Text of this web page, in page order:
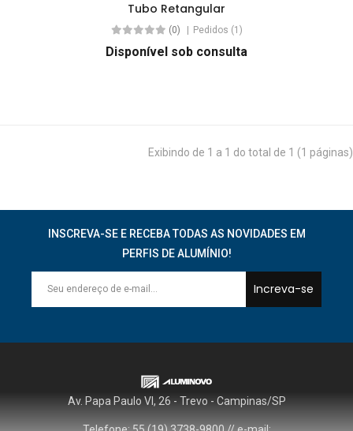
Tubo Retangular
(0) Pedidos (1)
Disponível sob consulta
Exibindo de 1 a 1 do total de 1 (1 páginas)
INSCREVA-SE E RECEBA TODAS AS NOVIDADES EM
PERFIS DE ALUMÍNIO!
Increva-se
Av. Papa Paulo VI, 26 - Trevo - Campinas/SP